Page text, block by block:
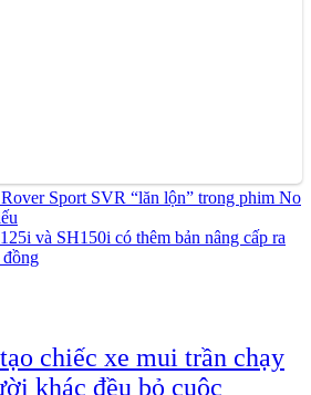
Sport SVR “lăn lộn” trong phim No
và SH150i có thêm bản nâng cấp ra
chiếc xe mui trần chạy
khác đều bỏ cuộc